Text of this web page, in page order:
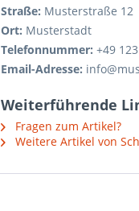
Straße: Musterstraße 12
Ort: Musterstadt
Telefonnummer: +49
Email-Adresse:
Weiterführende
Fragen zum Artikel?
Weitere Artikel von